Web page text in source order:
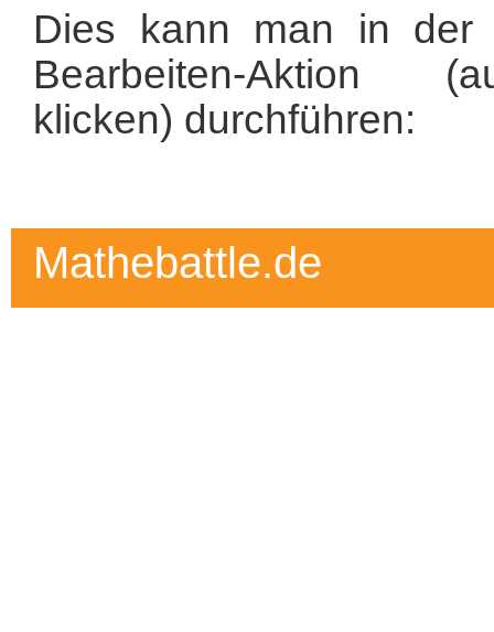
Dies kann man in der
Bearbeiten-Aktion
klicken) durchführen:
Mathebattle.de